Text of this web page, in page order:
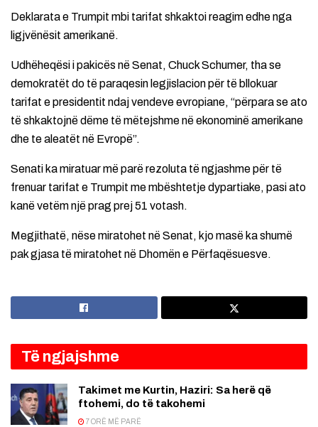
Deklarata e Trumpit mbi tarifat shkaktoi reagim edhe nga
ligjvënësit amerikanë.
Udhëheqësi i pakicës në Senat, Chuck Schumer, tha se
demokratët do të paraqesin legjislacion për të bllokuar
tarifat e presidentit ndaj vendeve evropiane, “përpara se ato
të shkaktojnë dëme të mëtejshme në ekonominë amerikane
dhe te aleatët në Evropë”.
Senati ka miratuar më parë rezoluta të ngjashme për të
frenuar tarifat e Trumpit me mbështetje dypartiake, pasi ato
kanë vetëm një prag prej 51 votash.
Megjithatë, nëse miratohet në Senat, kjo masë ka shumë
pak gjasa të miratohet në Dhomën e Përfaqësuesve.
Të ngjajshme
Takimet me Kurtin, Haziri: Sa herë që
ftohemi, do të takohemi
7 ORË MË PARË